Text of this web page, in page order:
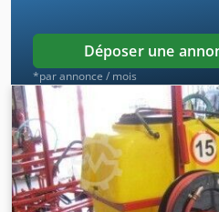
Déposer une
*par annonce / mois